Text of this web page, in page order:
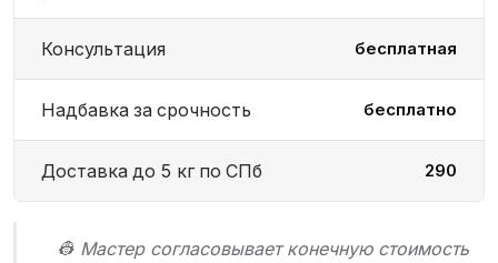
Консультация бесплатная
Надбавка за срочность бесплатно
Доставка до 5 кг по СПб 290
👷 Мастер согласовывает конечную стоимость